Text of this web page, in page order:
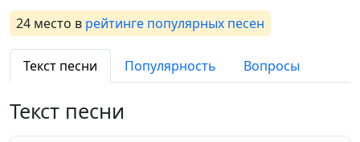
24 место в рейтинге популярных песен
Текст песни Популярность Вопросы
Текст песни